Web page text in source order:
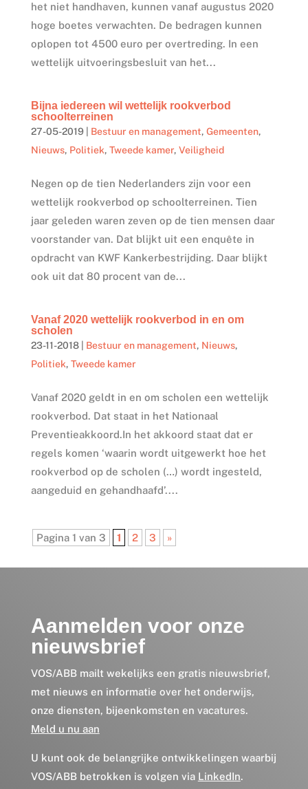
het niet handhaven, kunnen vanaf augustus 2020
hoge boetes verwachten. De bedragen kunnen
oplopen tot 4500 euro per overtreding. In een
wettelijk uitvoeringsbesluit van het...
Bijna iedereen wil wettelijk rookverbod
schoolterreinen
27-05-2019| Bestuur en management, Gemeenten,
Nieuws, Politiek, Tweede kamer, Veiligheid
Negen op de tien Nederlanders zijn voor een
wettelijk rookverbod op schoolterreinen. Tien
jaar geleden waren zeven op de tien mensen daar
voorstander van. Dat blijkt uit een enquête in
opdracht van KWF Kankerbestrijding. Daar blijkt
ook uit dat 80 procent van de...
Vanaf 2020 wettelijk rookverbod in en om
scholen
23-11-2018| Bestuur en management, Nieuws,
Politiek, Tweede kamer
Vanaf 2020 geldt in en om scholen een wettelijk
rookverbod. Dat staat in het Nationaal
Preventieakkoord.In het akkoord staat dat er
regels komen ‘waarin wordt uitgewerkt hoe het
rookverbod op de scholen (…) wordt ingesteld,
aangeduid en gehandhaafd’....
Pagina 1 van 3 1 2 3 »
Aanmelden voor onze
nieuwsbrief
VOS/ABB mailt wekelijks een gratis nieuwsbrief,
met nieuws en informatie over het onderwijs,
onze diensten, bijeenkomsten en vacatures.
Meld u nu aan
U kunt ook de belangrijke ontwikkelingen waarbij
VOS/ABB betrokken is volgen via LinkedIn.